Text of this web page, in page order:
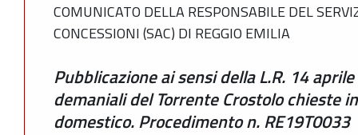
COMUNICATO DELLA RESPONSABILE DEL
CONCESSIONI (SAC) DI REGGIO EMILIA
Pubblicazione ai sensi della L.R. 14
demaniali del Torrente Crostolo chieste
domestico. Procedimento n. RE19T0033